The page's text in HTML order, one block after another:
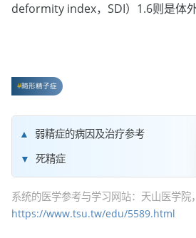
deformity index，SDI）1.6则是体
畸形精子症
弱精症的病因及治疗参考
死精症
系统的医学参考与学习网站：天山医学院
https://www.tsu.tw/edu/5589.html